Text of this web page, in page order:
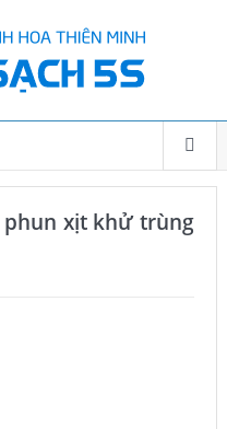
phun xịt khử trùng